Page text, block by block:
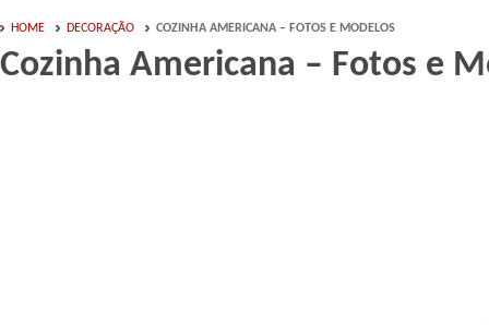
HOME DECORAÇÃO COZINHA AMERICANA – FOTOS E MODELOS
Cozinha Americana – Fotos e